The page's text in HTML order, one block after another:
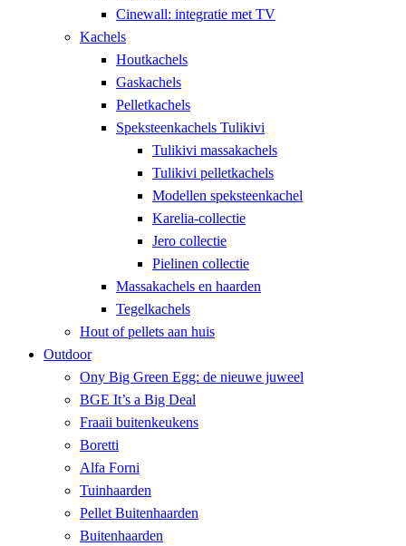
Cinewall: integratie met TV
Kachels
Houtkachels
Gaskachels
Pelletkachels
Speksteenkachels Tulikivi
Tulikivi massakachels
Tulikivi pelletkachels
Modellen speksteenkachel
Karelia-collectie
Jero collectie
Pielinen collectie
Massakachels en haarden
Tegelkachels
Hout of pellets aan huis
Outdoor
Ony Big Green Egg: de nieuwe juweel
BGE It’s a Big Deal
Fraaii buitenkeukens
Boretti
Alfa Forni
Tuinhaarden
Pellet Buitenhaarden
Buitenhaarden